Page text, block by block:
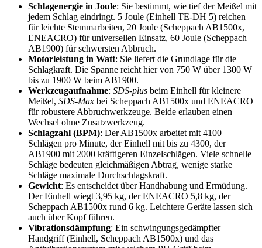
Schlagenergie in Joule: Sie bestimmt, wie tief der Meißel mit
jedem Schlag eindringt. 5 Joule (Einhell TE-DH 5) reichen
für leichte Stemmarbeiten, 20 Joule (Scheppach AB1500x,
ENEACRO) für universellen Einsatz, 60 Joule (Scheppach
AB1900) für schwersten Abbruch.
Motorleistung in Watt: Sie liefert die Grundlage für die
Schlagkraft. Die Spanne reicht hier von 750 W über 1300 W
bis zu 1900 W beim AB1900.
Werkzeugaufnahme: SDS-plus beim Einhell für kleinere
Meißel, SDS-Max bei Scheppach AB1500x und ENEACRO
für robustere Abbruchwerkzeuge. Beide erlauben einen
Wechsel ohne Zusatzwerkzeug.
Schlagzahl (BPM): Der AB1500x arbeitet mit 4100
Schlägen pro Minute, der Einhell mit bis zu 4300, der
AB1900 mit 2000 kräftigeren Einzelschlägen. Viele schnelle
Schläge bedeuten gleichmäßigen Abtrag, wenige starke
Schläge maximale Durchschlagskraft.
Gewicht: Es entscheidet über Handhabung und Ermüdung.
Der Einhell wiegt 3,95 kg, der ENEACRO 5,8 kg, der
Scheppach AB1500x rund 6 kg. Leichtere Geräte lassen sich
auch über Kopf führen.
Vibrationsdämpfung: Ein schwingungsgedämpfter
Handgriff (Einhell, Scheppach AB1500x) und das